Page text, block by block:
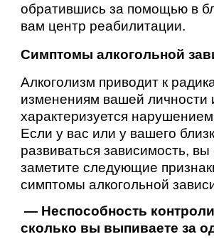
обратившись за помощью в
вам центр реабилитации.
Симптомы алкогольной
Алкоголизм приводит к
изменениям вашей личности
характеризуется
Если у вас или у вашего
развиваться зависимость, вы
заметите следующие
симптомы алкогольной
— Неспособность
сколько вы выпиваете за